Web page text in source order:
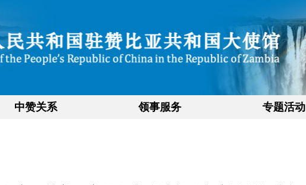
中赞关系 领事服务 专题活动